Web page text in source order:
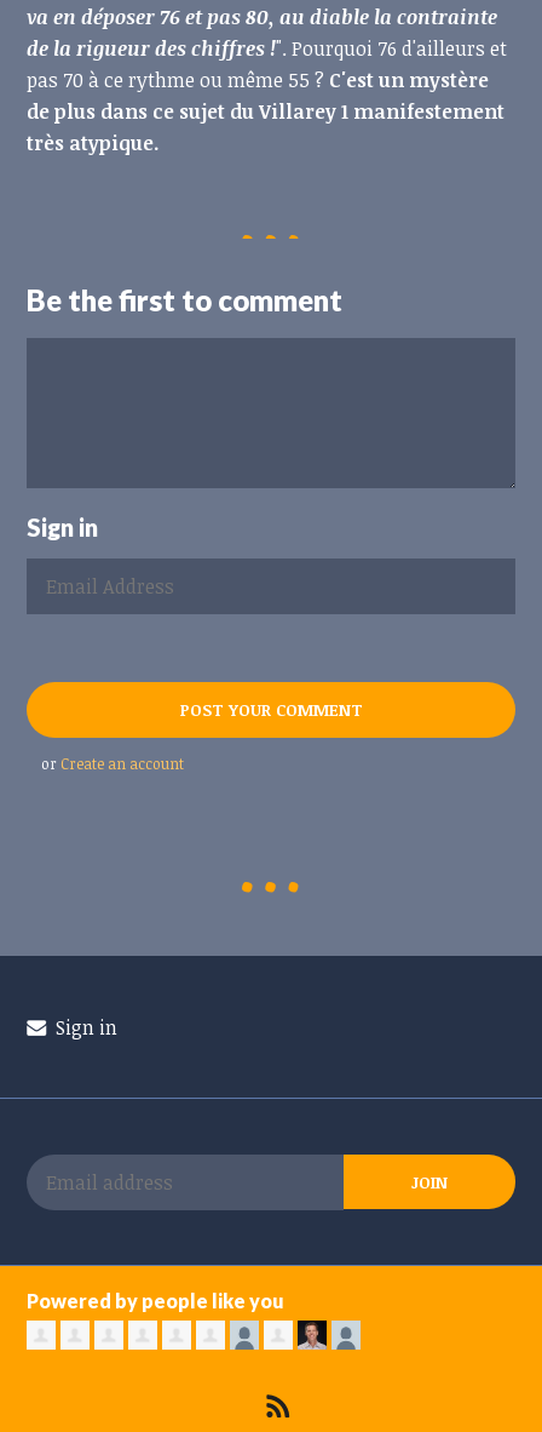
va en déposer 76 et pas 80, au diable la contrainte
de la rigueur des chiffres !". Pourquoi 76 d'ailleurs et
pas 70 à ce rythme ou même 55 ? C'est un mystère
de plus dans ce sujet du Villarey 1 manifestement
très atypique.
Be the first to comment
Sign in
or Create an account
Sign in
Powered by people like you